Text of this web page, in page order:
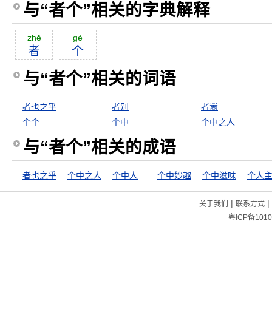
与“者个”相关的字典解释
zhĕ
者
gè
个
与“者个”相关的词语
者也之乎 者别
者嚣
个个
个中 个中之人
与“者个”相关的成语
者也之乎 个中之人 个中人 个中妙趣 个中滋味 个人
关于我们 | 联系方式|
粤ICP备